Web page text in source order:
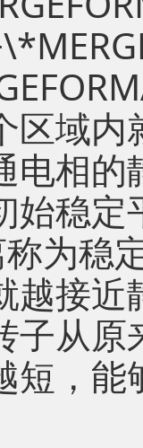
区域
电相
始稳
为稳
越接
子从
短，